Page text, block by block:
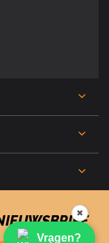
✖
Vragen?